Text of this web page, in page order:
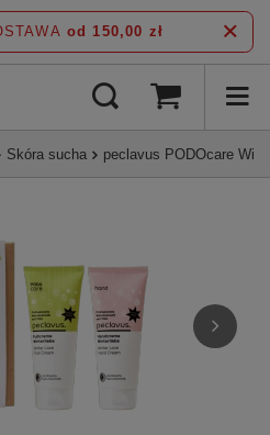
od 150,00 zł
Skóra sucha peclavus PODOcare